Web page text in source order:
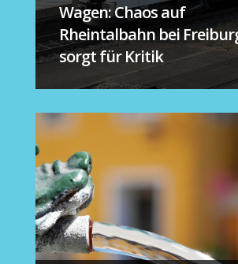
Wagen: Chaos auf
Rheintalbahn bei
sorgt für Kritik